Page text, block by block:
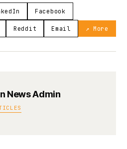
Facebook
Reddit Email ↗ More
News Admin